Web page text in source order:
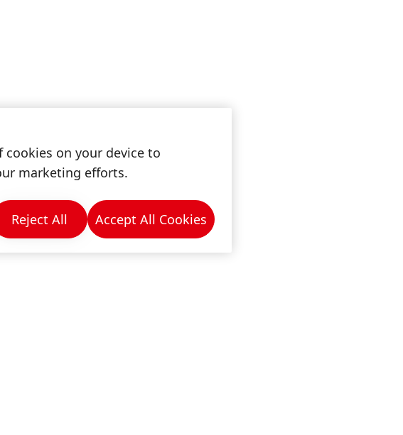
程办公政策
cookies on your device to
marketing efforts.
Reject All Accept All Cookies